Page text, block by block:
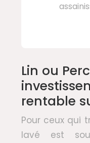
Lin ou
rentable
Pour ceux qui
lavé est